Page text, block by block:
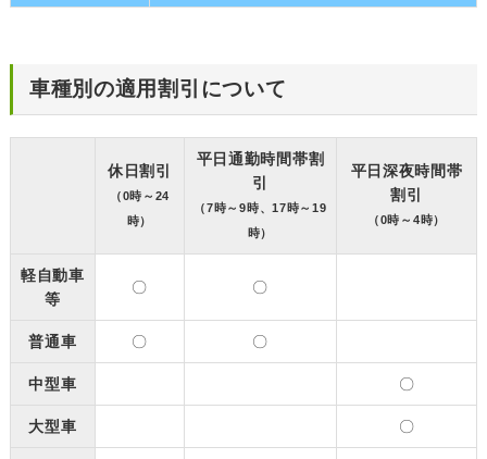
車種別の適用割引について
休日割引
（0時～24
時）
平日通勤時間帯割
引
（7時～9時、17時～19
時）
平日深夜時間帯
割引
（0時～4時）
軽自動車
等
〇 〇
普通車 〇 〇
中型車 〇
大型車 〇